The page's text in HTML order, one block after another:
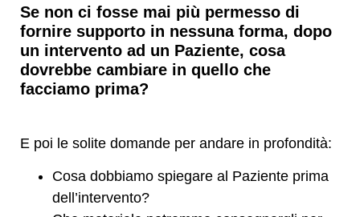
Se non ci fosse mai più permesso di
fornire supporto in nessuna forma, dopo
un intervento ad un Paziente, cosa
dovrebbe cambiare in quello che
facciamo prima?
E poi le solite domande per andare in profondità:
Cosa dobbiamo spiegare al Paziente prima
dell’intervento?